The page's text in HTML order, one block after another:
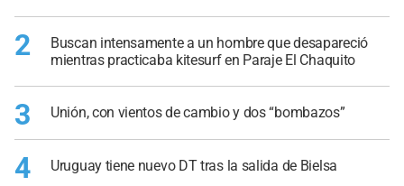
2
Buscan intensamente a un hombre que desapareció
mientras practicaba kitesurf en Paraje El Chaquito
3 Unión, con vientos de cambio y dos “bombazos”
4 Uruguay tiene nuevo DT tras la salida de Bielsa